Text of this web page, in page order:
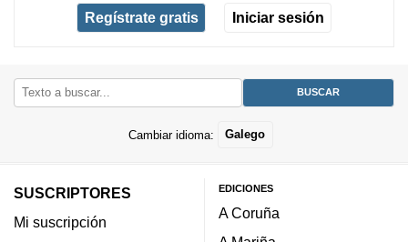
Regístrate gratis Iniciar sesión
Cambiar idioma: Galego
SUSCRIPTORES
Mi suscripción
EDICIONES
A Coruña